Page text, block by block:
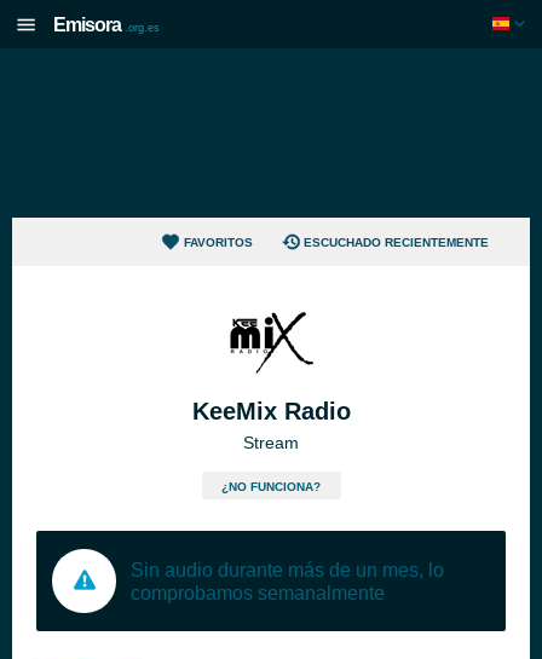
Emisora .org.es
FAVORITOS ESCUCHADO RECIENTEMENTE
KeeMix Radio
Stream
¿NO FUNCIONA?
Sin audio durante más de un mes, lo
comprobamos semanalmente